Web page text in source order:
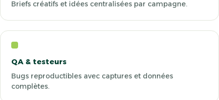
Briefs créatifs et idées centralisées par campagne.
QA & testeurs
Bugs reproductibles avec captures et données
complètes.